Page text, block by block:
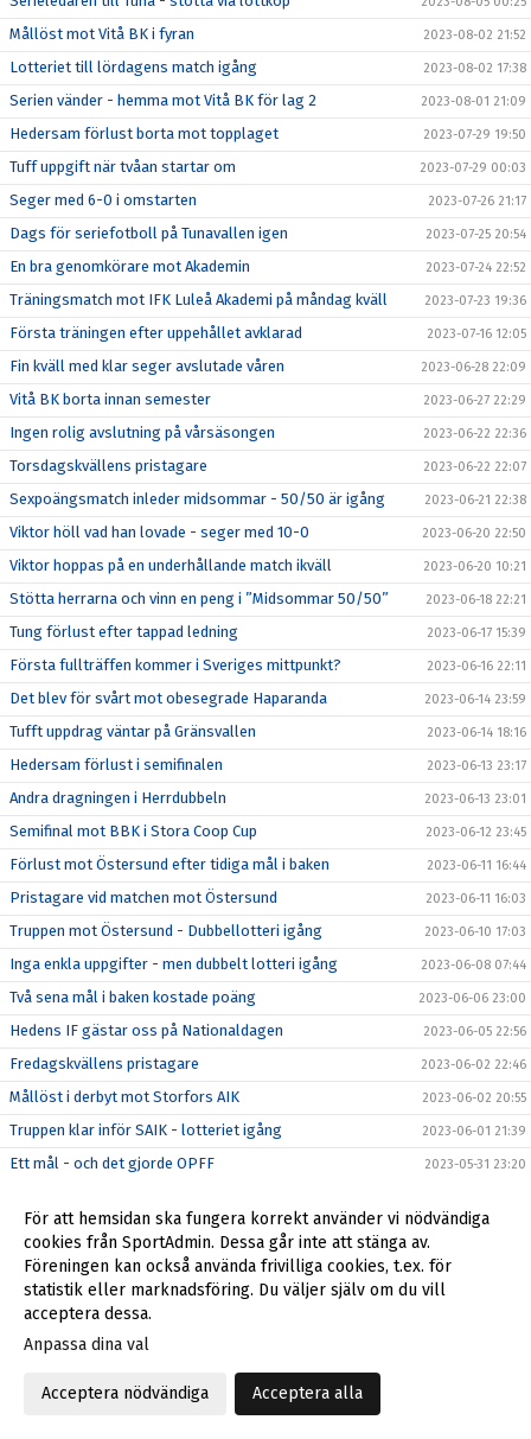
Mållöst mot Vitå BK i fyran 2023-08-02 21:52
Lotteriet till lördagens match igång 2023-08-02 17:38
Serien vänder - hemma mot Vitå BK för lag 2 2023-08-01 21:09
Hedersam förlust borta mot topplaget 2023-07-29 19:50
Tuff uppgift när tvåan startar om 2023-07-29 00:03
Seger med 6-0 i omstarten 2023-07-26 21:17
Dags för seriefotboll på Tunavallen igen 2023-07-25 20:54
En bra genomkörare mot Akademin 2023-07-24 22:52
Träningsmatch mot IFK Luleå Akademi på måndag kväll 2023-07-23 19:36
Första träningen efter uppehållet avklarad 2023-07-16 12:05
Fin kväll med klar seger avslutade våren 2023-06-28 22:09
Vitå BK borta innan semester 2023-06-27 22:29
Ingen rolig avslutning på vårsäsongen 2023-06-22 22:36
Torsdagskvällens pristagare 2023-06-22 22:07
Sexpoängsmatch inleder midsommar - 50/50 är igång 2023-06-21 22:38
Viktor höll vad han lovade - seger med 10-0 2023-06-20 22:50
Viktor hoppas på en underhållande match ikväll 2023-06-20 10:21
Stötta herrarna och vinn en peng i ”Midsommar 50/50” 2023-06-18 22:21
Tung förlust efter tappad ledning 2023-06-17 15:39
Första fullträffen kommer i Sveriges mittpunkt? 2023-06-16 22:11
Det blev för svårt mot obesegrade Haparanda 2023-06-14 23:59
Tufft uppdrag väntar på Gränsvallen 2023-06-14 18:16
Hedersam förlust i semifinalen 2023-06-13 23:17
Andra dragningen i Herrdubbeln 2023-06-13 23:01
Semifinal mot BBK i Stora Coop Cup 2023-06-12 23:45
Förlust mot Östersund efter tidiga mål i baken 2023-06-11 16:44
Pristagare vid matchen mot Östersund 2023-06-11 16:03
Truppen mot Östersund - Dubbellotteri igång 2023-06-10 17:03
Inga enkla uppgifter - men dubbelt lotteri igång 2023-06-08 07:44
Två sena mål i baken kostade poäng 2023-06-06 23:00
Hedens IF gästar oss på Nationaldagen 2023-06-05 22:56
Fredagskvällens pristagare 2023-06-02 22:46
Mållöst i derbyt mot Storfors AIK 2023-06-02 20:55
Truppen klar inför SAIK - lotteriet igång 2023-06-01 21:39
Ett mål - och det gjorde OPFF 2023-05-31 23:20
Länsderby och heldag på Tuna på fredag 2/6 2023-05-30 12:54
Målvakter i centrum vid 5-0 mot GSK 2023-05-28 15:01
Hemmapremiär för andralaget 2023-05-27 22:10
Det blir på Skyttis mot Gottne IF
För att hemsidan ska fungera korrekt använder vi nödvändiga
cookies från SportAdmin. Dessa går inte att stänga av.
Föreningen kan också använda frivilliga cookies, t.ex. för
statistik eller marknadsföring. Du väljer själv om du vill
acceptera dessa.
Anpassa dina val
Acceptera nödvändiga Acceptera alla